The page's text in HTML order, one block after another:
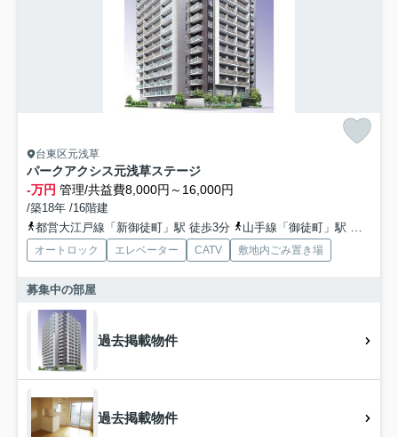
台東区元浅草
パークアクシス元浅草ステージ
-万円 管理/共益費8,000円～16,000円
/築18年 /16階建
都営大江戸線「新御徒町」駅 徒歩3分
山手線「御徒町」駅 徒歩13分
オートロック エレベーター CATV 敷地内ごみ置き場
募集中の部屋
過去掲載物件
過去掲載物件